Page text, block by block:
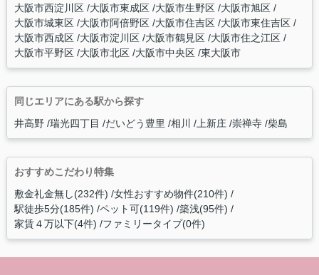
大阪市西淀川区 大阪市東成区 大阪市生野区 大阪市旭区
大阪市城東区 大阪市阿倍野区 大阪市住吉区 大阪市東住吉区
大阪市西成区 大阪市淀川区 大阪市鶴見区 大阪市住之江区
大阪市平野区 大阪市北区 大阪市中央区 東大阪市
同じエリアにある駅から探す
井高野 瑞光四丁目 だいどう豊里 相川 上新庄 崇禅寺 柴島
おすすめこだわり特集
敷金礼金無し(232件) 女性おすすめ物件(210件)
駅徒歩5分(185件) ペット可(119件) 築浅(95件)
家賃４万以下(4件) ファミリータイプ(0件)